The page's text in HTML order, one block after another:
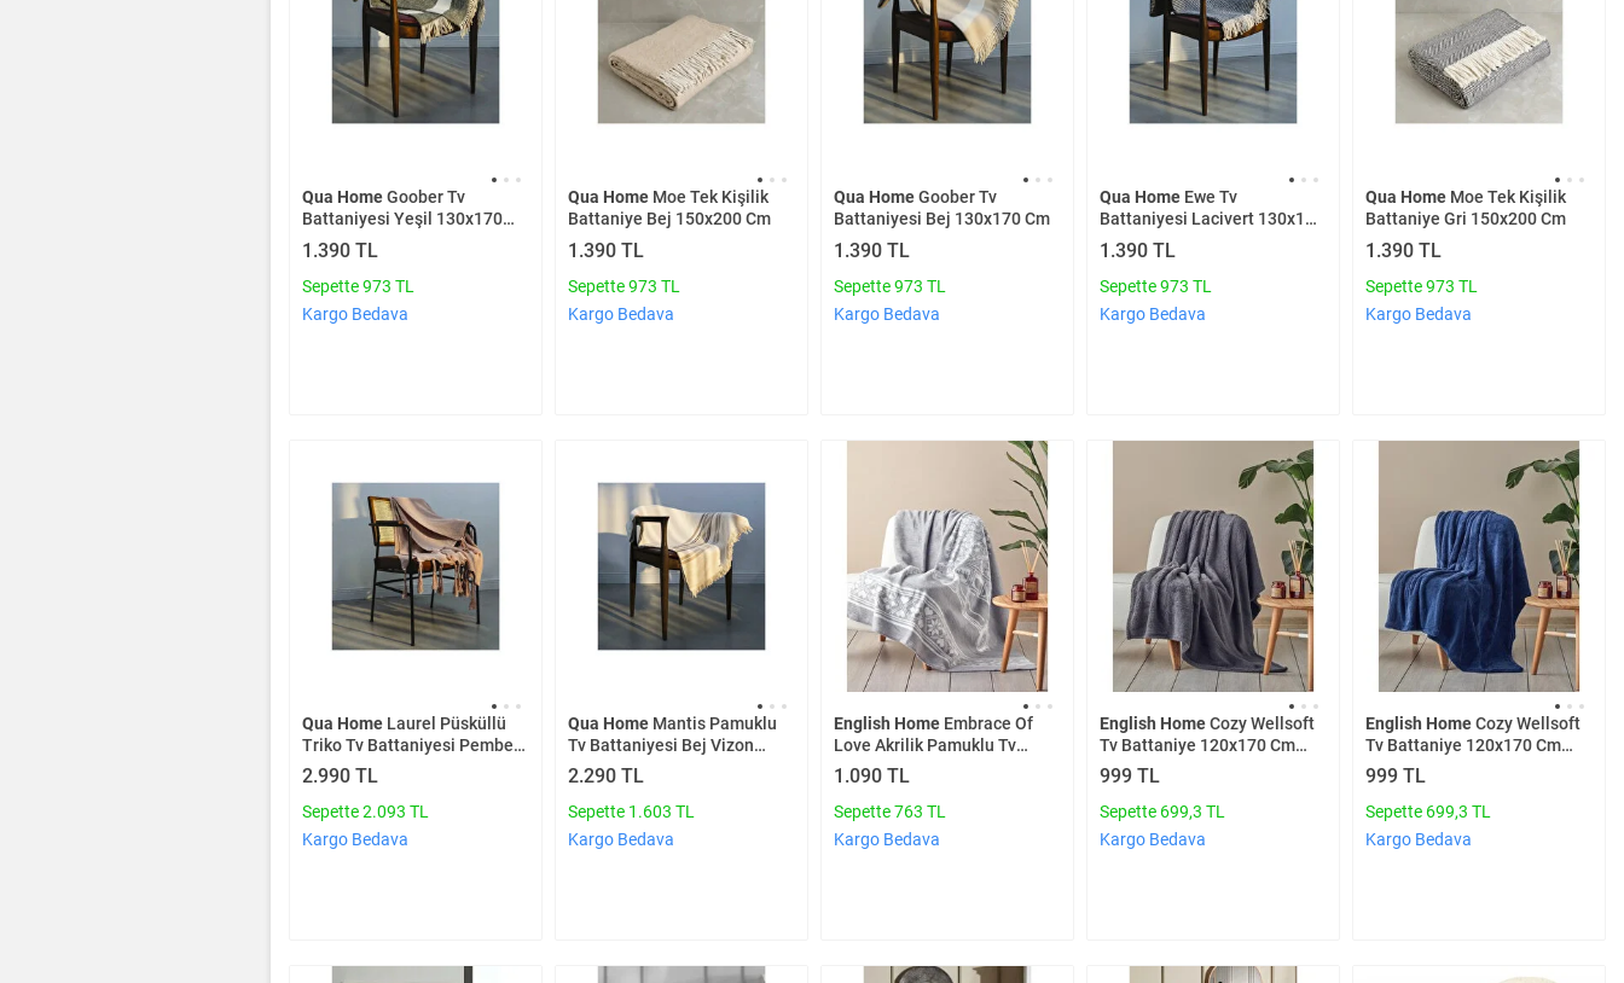
Qua HomeGoober Tv
Battaniyesi Yeşil 130x170
Cm
1.390 TL
Sepette 973 TL
Kargo Bedava
Qua Home Moe Tek Kişilik
Battaniye Bej 150x200 Cm
1.390 TL
Sepette 973 TL
Kargo Bedava
Qua HomeGoober Tv
Battaniyesi Bej 130x170 Cm
1.390 TL
Sepette 973 TL
Kargo Bedava
Qua Home Ewe Tv
Battaniyesi Lacivert 130x170
Cm
1.390 TL
Sepette 973 TL
Kargo Bedava
Qua Home Moe Tek Kişilik
Battaniye Gri 150x200 Cm
1.390 TL
Sepette 973 TL
Kargo Bedava
Qua Home Laurel Püsküllü
Triko Tv Battaniyesi Pembe
130*150 Cm
2.990 TL
Sepette 2.093 TL
Kargo Bedava
Qua Home Mantis Pamuklu
Tv Battaniyesi Bej Vizon
130x170 Cm
2.290 TL
Sepette 1.603 TL
Kargo Bedava
English Home Embrace Of
Love Akrilik Pamuklu Tv
Battaniye 130x170 Cm Gri
1.090 TL
Sepette 763 TL
Kargo Bedava
English HomeCozy Wellsoft
Tv Battaniye 120x170 Cm
Antrasit
999 TL
Sepette 699,3 TL
Kargo Bedava
English HomeCozy Wellsoft
Tv Battaniye 120x170 Cm
Gece Mavisi
999 TL
Sepette 699,3 TL
Kargo Bedava